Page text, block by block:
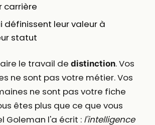
carrière
définissent leur valeur à
statut
le travail de distinction. Vos
ne sont pas votre métier. Vos
ne sont pas votre fiche
êtes plus que ce que vous
Goleman l'a écrit : l'intelligence